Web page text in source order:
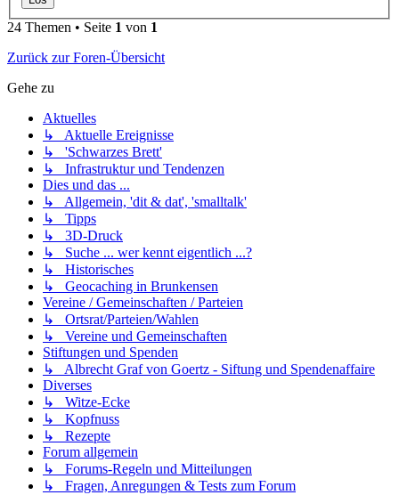
24 Themen • Seite 1 von 1
Zurück zur Foren-Übersicht
Gehe zu
Aktuelles
↳ Aktuelle Ereignisse
↳ 'Schwarzes Brett'
↳ Infrastruktur und Tendenzen
Dies und das ...
↳ Allgemein, 'dit & dat', 'smalltalk'
↳ Tipps
↳ 3D-Druck
↳ Suche ... wer kennt eigentlich ...?
↳ Historisches
↳ Geocaching in Brunkensen
Vereine / Gemeinschaften / Parteien
↳ Ortsrat/Parteien/Wahlen
↳ Vereine und Gemeinschaften
Stiftungen und Spenden
↳ Albrecht Graf von Goertz - Siftung und Spendenaffaire
Diverses
↳ Witze-Ecke
↳ Kopfnuss
↳ Rezepte
Forum allgemein
↳ Forums-Regeln und Mitteilungen
↳ Fragen, Anregungen & Tests zum Forum